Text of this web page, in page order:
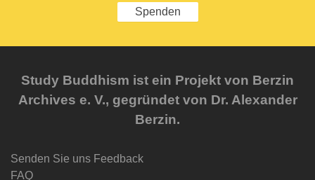
Spenden
Study Buddhism ist ein Projekt von Berzin
Archives e. V., gegründet von Dr. Alexander
Berzin.
Senden Sie uns Feedback
FAQ